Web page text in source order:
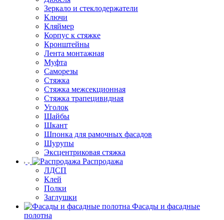
Зеркало и стеклодержатели
Ключи
Кляймер
Корпус к стяжке
Кронштейны
Лента монтажная
Муфта
Саморезы
Стяжка
Стяжка межсекционная
Стяжка трапецивидная
Уголок
Шайбы
Шкант
Шпонка для рамочных фасадов
Шурупы
Эксцентриковая стяжка
Распродажа
ЛДСП
Клей
Полки
Заглушки
Фасады и фасадные
полотна